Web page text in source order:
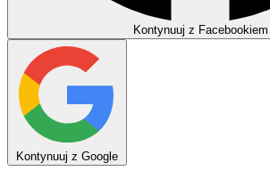
Kontynuuj z Facebookiem
Kontynuuj z Google